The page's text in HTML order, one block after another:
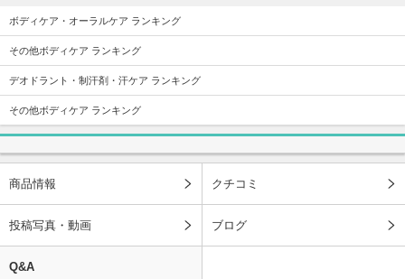
ボディケア・オーラルケア ランキング
その他ボディケア ランキング
デオドラント・制汗剤・汗ケア ランキング
その他ボディケア ランキング
商品情報 クチコミ
投稿写真・動画 ブログ
Q&A